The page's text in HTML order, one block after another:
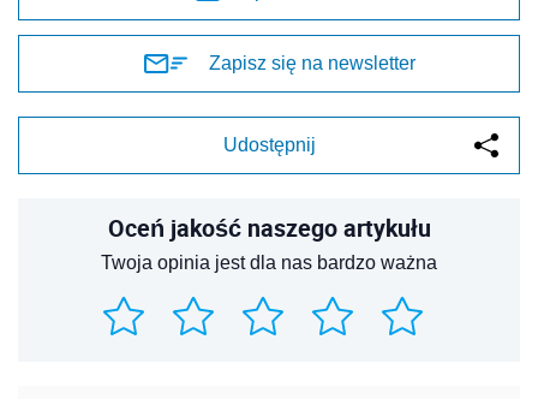
Zapisz się na newsletter
Udostępnij
Oceń jakość naszego artykułu
Twoja opinia jest dla nas bardzo ważna